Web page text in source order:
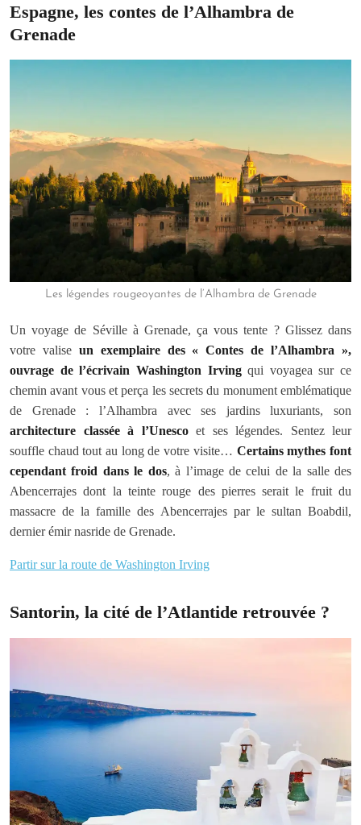
Espagne, les contes de l’Alhambra de
Grenade
Les légendes rougeoyantes de l’Alhambra de Grenade
Un voyage de Séville à Grenade, ça vous tente ? Glissez dans
votre valise un exemplaire des « Contes de l’Alhambra »,
ouvrage de l’écrivain Washington Irvingqui voyagea sur ce
chemin avant vous et perça les secrets du monument emblématique
de Grenade : l’Alhambra avec ses jardins luxuriants, son
architecture classée à l’Unescoet ses légendes. Sentez leur
souffle chaud tout au long de votre visite… Certains mythes font
cependant froid dans le dos, à l’image de celui de la salle des
Abencerrajes dont la teinte rouge des pierres serait le fruit du
massacre de la famille des Abencerrajes par le sultan Boabdil,
dernier émir nasride de Grenade.
Partir sur la route de Washington Irving
Santorin, la cité de l’Atlantide retrouvée ?